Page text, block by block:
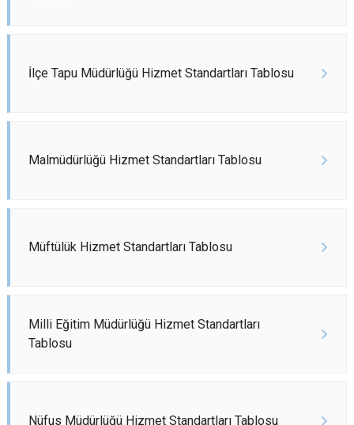
İlçe Tapu Müdürlüğü Hizmet Standartları Tablosu
Malmüdürlüğü Hizmet Standartları Tablosu
Müftülük Hizmet Standartları Tablosu
Milli Eğitim Müdürlüğü Hizmet Standartları
Tablosu
Nüfus Müdürlüğü Hizmet Standartları Tablosu